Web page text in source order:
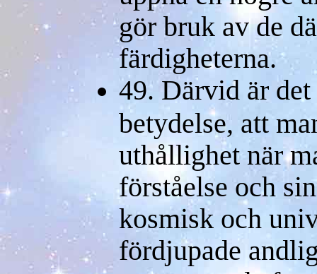
gör bruk av de
färdigheterna.
49. Därvid är
betydelse, att
uthållighet när
förståelse och
kosmisk och
fördjupade